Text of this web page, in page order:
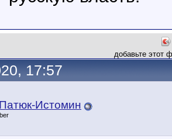
добавьте этот
17:57
Истомин